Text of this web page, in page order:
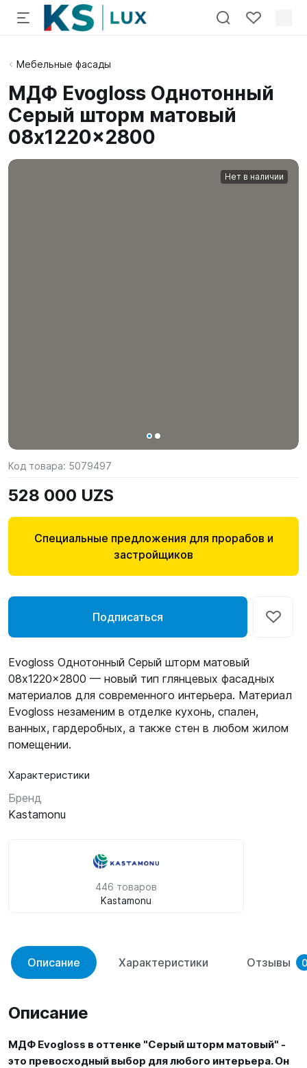
Мебельные фасады
МДФ Evogloss Однотонный
Серый шторм матовый
08x1220x2800
Нет в наличии
Код товара: 5079497
528 000 UZS
Специальные предложения для прорабов и
застройщиков
Подписаться
Evogloss Однотонный Серый шторм матовый
08x1220x2800 — новый тип глянцевых фасадных
материалов для современного интерьера. Материал
Evogloss незаменим в отделке кухонь, спален,
ванных, гардеробных, а также стен в любом жилом
помещении.
Характеристики
Бренд
Kastamonu
446 товаров
Kastamonu
Описание Характеристики Отзывы 0
Описание
МДФ Evogloss в оттенке "Серый шторм матовый" -
это превосходный выбор для любого интерьера. Он